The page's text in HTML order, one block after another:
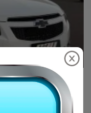
16V 4P LT